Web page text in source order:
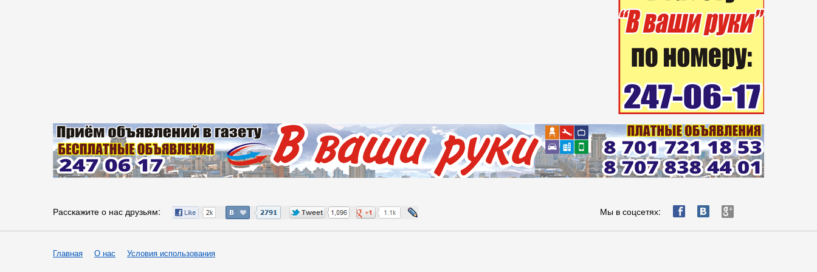
Расскажите о нас друзьям: Мы в соцсетях: ä æ è
Главная О нас Условия использования